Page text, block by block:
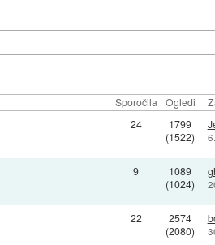
Sporočila Ogledi
24
1799
(1522)
9
1089
(1024)
22
2574
(2080)